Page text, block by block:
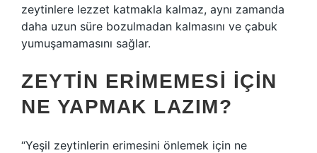
zeytinlere lezzet katmakla kalmaz, aynı zamanda
daha uzun süre bozulmadan kalmasını ve çabuk
yumuşamamasını sağlar.
ZEYTIN ERIMEMESI IÇIN
NE YAPMAK LAZIM?
“Yeşil zeytinlerin erimesini önlemek için ne